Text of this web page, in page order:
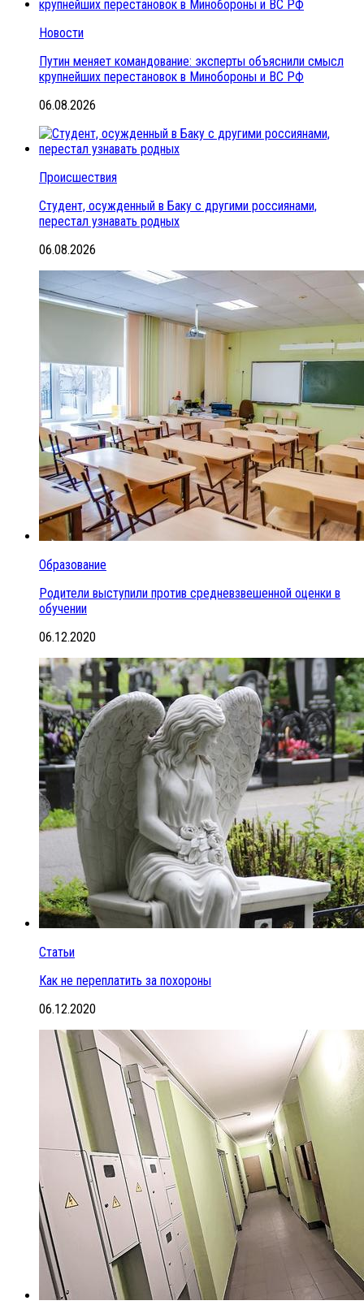
Новости
Путин меняет командование: эксперты объяснили смысл
крупнейших перестановок в Минобороны и ВС РФ
06.08.2026
Происшествия
Студент, осужденный в Баку с другими россиянами,
перестал узнавать родных
06.08.2026
Образование
Родители выступили против средневзвешенной оценки в
обучении
06.12.2020
Статьи
Как не переплатить за похороны
06.12.2020